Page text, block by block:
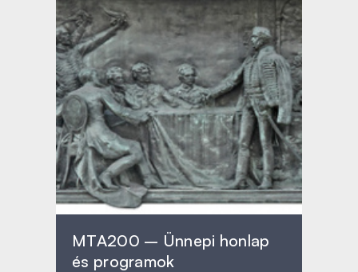
MTA200 – Ünnepi honlap
és programok